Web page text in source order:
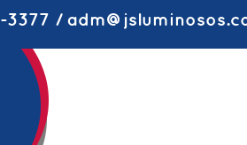
/